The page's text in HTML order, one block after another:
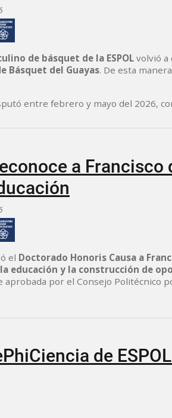
de básquet de la ESPOL volvió
Básquet del Guayas. De esta
entre febrero y mayo del 2026,
a
el Doctorado Honoris Causa a
educación y la construcción de
aprobada por el Consejo Politécnico
de